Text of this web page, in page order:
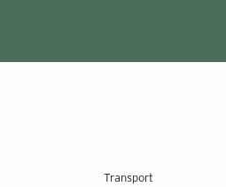
Transport